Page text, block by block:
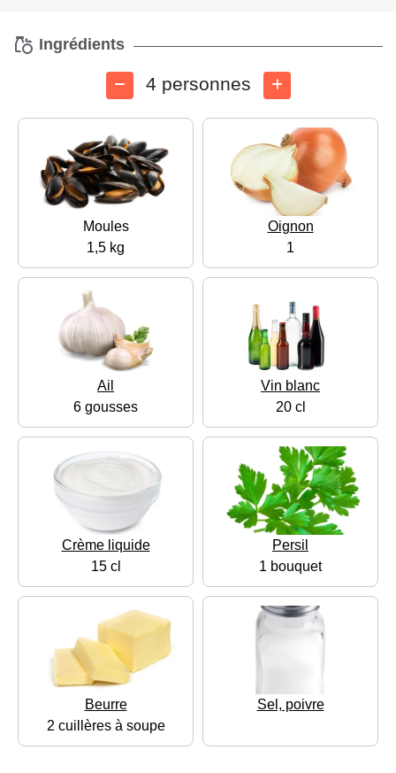
Ingrédients
4 personnes
Moules
1,5 kg
Oignon
1
Ail
6 gousses
Vin blanc
20 cl
Crème liquide
15 cl
Persil
1 bouquet
Beurre
2 cuillères à soupe
Sel, poivre